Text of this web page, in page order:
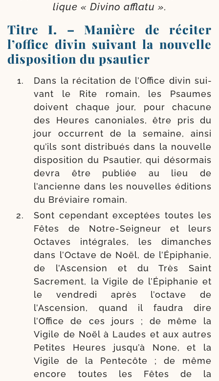
lique « Divino afflatu ».
Titre I. – Manière de réciter
l’office divin suivant la nouvelle
disposition du psautier
Dans la réci­ta­tion de l’Office divin sui­
vant le Rite romain, les Psaumes
doivent chaque jour, pour cha­cune
des Heures cano­niales, être pris du
jour occur­rent de la semaine, ain­si
qu’ils sont dis­tri­bués dans la nou­velle
dis­po­si­tion du Psautier, qui désor­mais
devra être publiée au lieu de
l’ancienne dans les nou­velles édi­tions
du Bréviaire romain.
Sont cepen­dant excep­tées toutes les
Fêtes de Notre-​Seigneur et leurs
Octaves inté­grales, les dimanches
dans l’Octave de Noël, de l’Épiphanie,
de l’Ascension et du Très Saint
Sacrement, la Vigile de l’Épiphanie et
le ven­dre­di après l’octave de
l’Ascension, quand il fau­dra dire
l’Office de ces jours ; de même la
Vigile de Noël à Laudes et aux autres
Petites Heures jusqu’à None, et la
Vigile de la Pentecôte ; de même
encore toutes les Fêtes de la